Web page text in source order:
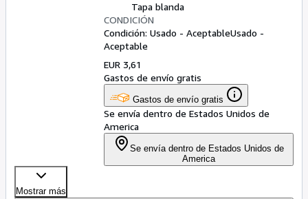
Tapa blanda
CONDICIÓN
Condición: Usado - AceptableUsado -
Aceptable
EUR 3,61
Gastos de envío gratis
Gastos de envío gratis
Se envía dentro de Estados Unidos de
America
Se envía dentro de Estados Unidos de
America
Mostrar más